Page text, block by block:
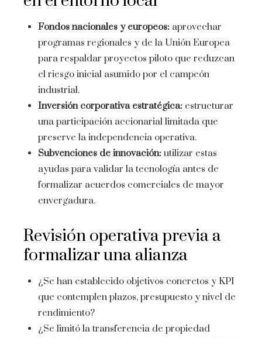
Fondos nacionales y europeos: aprovechar
programas regionales y de la Unión Europea
para respaldar proyectos piloto que reduzcan
el riesgo inicial asumido por el campeón
industrial.
Inversión corporativa estratégica: estructurar
una participación accionarial limitada que
preserve la independencia operativa.
Subvenciones de innovación: utilizar estas
ayudas para validar la tecnología antes de
formalizar acuerdos comerciales de mayor
envergadura.
Revisión operativa previa a
formalizar una alianza
¿Se han establecido objetivos concretos y KPI
que contemplen plazos, presupuesto y nivel de
rendimiento?
¿Se limitó la transferencia de propiedad